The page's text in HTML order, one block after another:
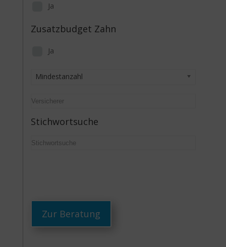
Ja
Zusatzbudget Zahn
Ja
Mindestanzahl
Stichwortsuche
Zur Beratung